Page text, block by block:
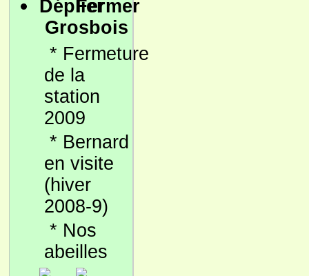
Grosbois
* Fermeture
de la
station
2009
* Bernard
en visite
(hiver
2008-9)
* Nos
abeilles